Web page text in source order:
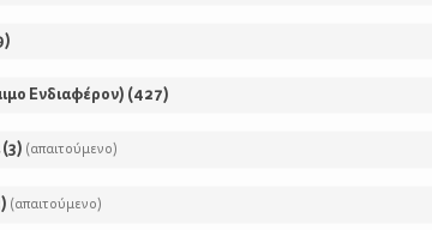
Πόσες φορές
μια βόλτα στο
ότι θα είναι
θα το
τους
)
Ενδιαφέρον) (427)
(3) (απαιτούμενο)
) (απαιτούμενο)